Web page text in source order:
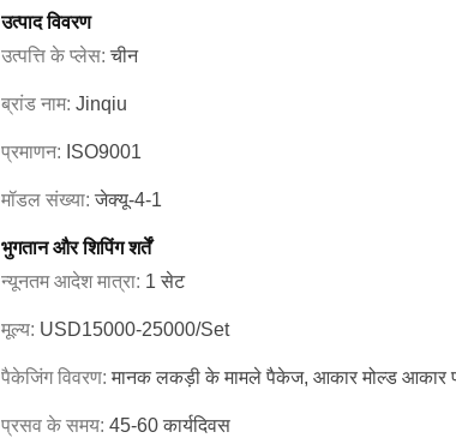
उत्पाद विवरण
उत्पत्ति के प्लेस:चीन
ब्रांड नाम: Jinqiu
प्रमाणन: ISO9001
मॉडल संख्या:जेक्यू-4-1
भुगतान और शिपिंग शर्तें
न्यूनतम आदेश मात्रा: 1 सेट
मूल्य: USD15000-25000/set
पैकेजिंग विवरण:मानक लकड़ी के मामले पैकेज, आकार मोल्ड आकार
प्रसव के समय: 45-60 कार्यदिवस